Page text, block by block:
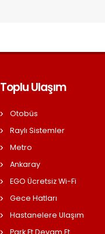
Toplu Ulaşım
Otobüs
Raylı Sistemler
Metro
Ankaray
EGO Ücretsiz Wi-Fi
Gece Hatları
Hastanelere Ulaşım
Park Et Devam Et